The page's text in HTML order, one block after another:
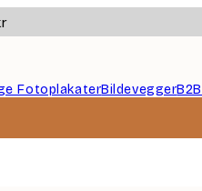
FotoplakaterBildeveggerB2B